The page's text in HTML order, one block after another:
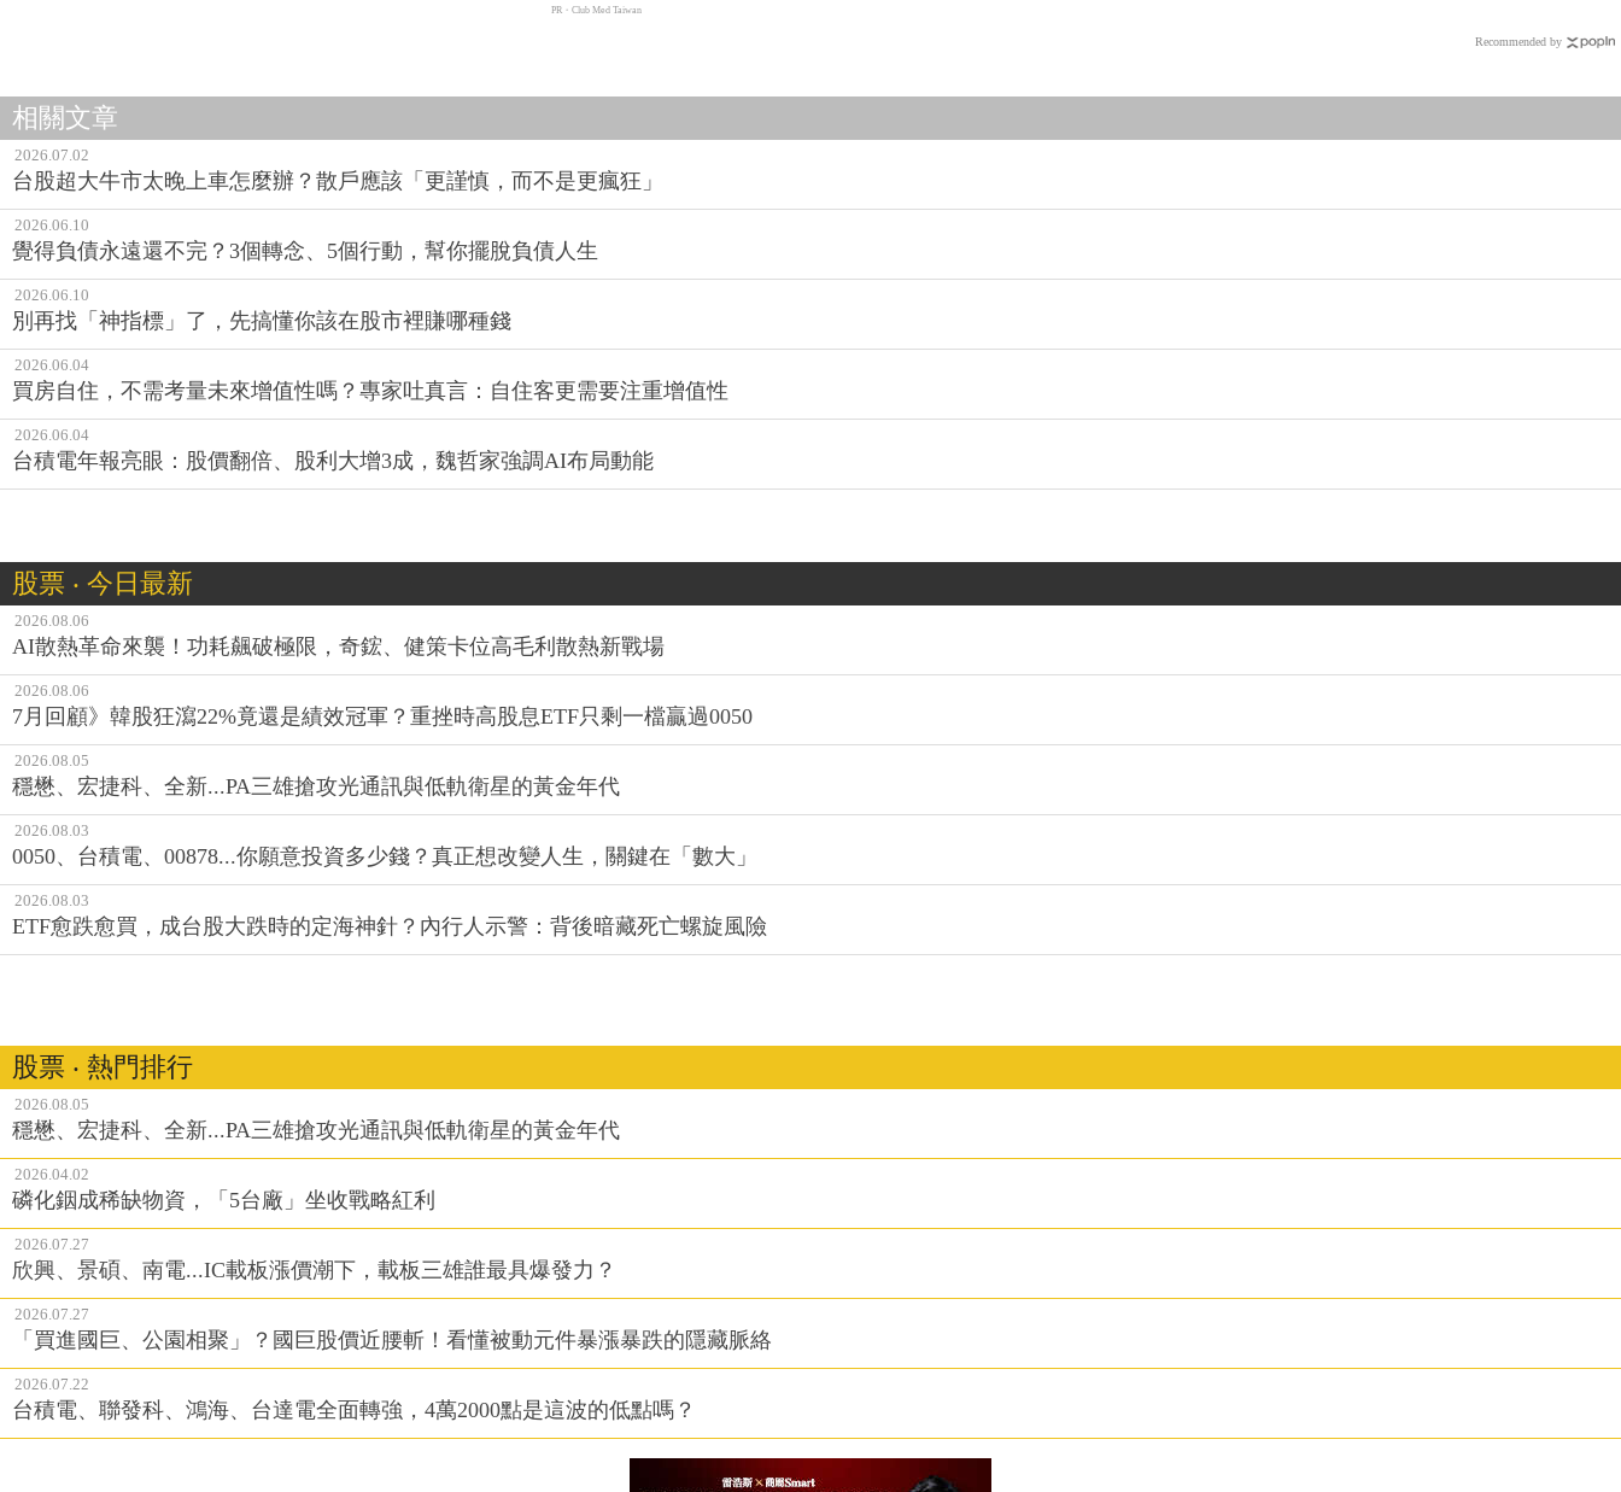
PR・Club Med Taiwan
Recommended by
相關文章
2026.07.02
台股超大牛市太晚上車怎麼辦？散戶應該「更謹慎，而不是更瘋狂」
2026.06.10
覺得負債永遠還不完？3個轉念、5個行動，幫你擺脫負債人生
2026.06.10
別再找「神指標」了，先搞懂你該在股市裡賺哪種錢
2026.06.04
買房自住，不需考量未來增值性嗎？專家吐真言：自住客更需要注重增值性
2026.06.04
台積電年報亮眼：股價翻倍、股利大增3成，魏哲家強調AI布局動能
股票 ‧ 今日最新
2026.08.06
AI散熱革命來襲！功耗飆破極限，奇鋐、健策卡位高毛利散熱新戰場
2026.08.06
7月回顧》韓股狂瀉22%竟還是績效冠軍？重挫時高股息ETF只剩一檔贏過0050
2026.08.05
穩懋、宏捷科、全新...PA三雄搶攻光通訊與低軌衛星的黃金年代
2026.08.03
0050、台積電、00878...你願意投資多少錢？真正想改變人生，關鍵在「數大」
2026.08.03
ETF愈跌愈買，成台股大跌時的定海神針？內行人示警：背後暗藏死亡螺旋風險
股票 ‧ 熱門排行
2026.08.05
穩懋、宏捷科、全新...PA三雄搶攻光通訊與低軌衛星的黃金年代
2026.04.02
磷化銦成稀缺物資，「5台廠」坐收戰略紅利
2026.07.27
欣興、景碩、南電...IC載板漲價潮下，載板三雄誰最具爆發力？
2026.07.27
「買進國巨、公園相聚」？國巨股價近腰斬！看懂被動元件暴漲暴跌的隱藏脈絡
2026.07.22
台積電、聯發科、鴻海、台達電全面轉強，4萬2000點是這波的低點嗎？